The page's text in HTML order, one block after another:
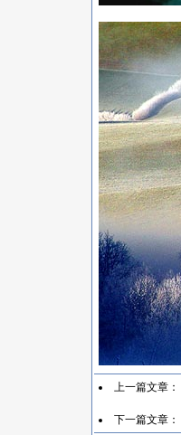
上一篇文章：
下一篇文章：